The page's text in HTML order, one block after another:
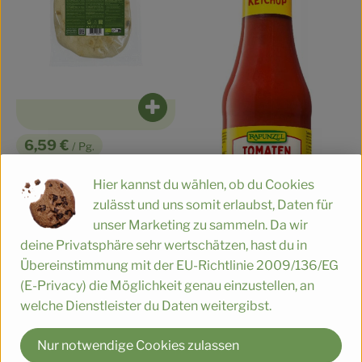
, Preis:
6,59 € / Pg.
, Herkunft:
DV , Referenzpreis:
16,48 €/ kg
Produkt zum Warenkorb
, Preis:
4,29 €
Tomaten-Ketchup 450ml
Hier kannst du wählen, ob du Cookies
zulässt und uns somit erlaubst, Daten für
unser Marketing zu sammeln. Da wir
deine Privatsphäre sehr wertschätzen, hast du in
Übereinstimmung mit der EU-Richtlinie 2009/136/EG
(E-Privacy) die Möglichkeit genau einzustellen, an
welche Dienstleister du Daten weitergibst.
Nur notwendige Cookies zulassen